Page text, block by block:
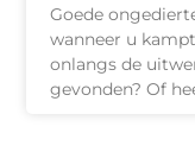
Goede
wanneer u
onlangs de
gevonden? Of